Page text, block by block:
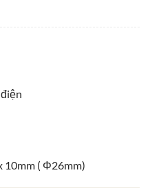
10mm ( Φ26mm)